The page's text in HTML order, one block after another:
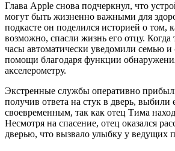
Глава Apple снова подчеркнул, что
могут быть жизненно важными для
подкасте он поделился историей о том,
возможно, спасли жизнь его отцу. Когда
часы автоматически уведомили семью
помощи благодаря функции
акселерометру.
Экстренные службы оперативно
получив ответа на стук в дверь, выбили
своевременным, так как отец Тима
Несмотря на спасение, отец оказался
дверью, что вызвало улыбку у ведущих